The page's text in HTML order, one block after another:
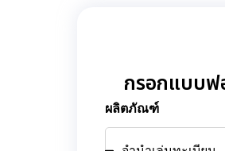
กรอกแบบฟ
ผลิตภัณฑ์